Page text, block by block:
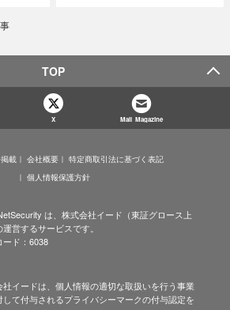
TOP
X Mail Magazine
載 会社概要
特定商取引法に基づく表記
個人情報保護方針
は、株式会社イード（東証グロース上
営するサービスです。
ード：6038
社イードは、個人情報の適切な取扱いを行う事業
して付与されるプライバシーマークの付与認定を